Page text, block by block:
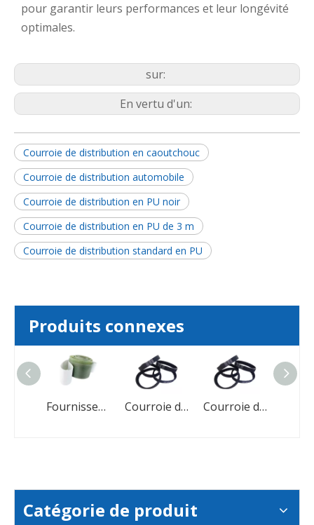
pour garantir leurs performances et leur longévité
optimales.
sur:
En vertu d'un:
Courroie de distribution en caoutchouc
Courroie de distribution automobile
Courroie de distribution en PU noir
Courroie de distribution en PU de 3 m
Courroie de distribution standard en PU
Produits connexes
Fournisseur de courroie de distribution Courroie de distribution OEM Courroie de distribution à grande vitesse Courroie de distribution à grande vitesse
Catégorie de produit